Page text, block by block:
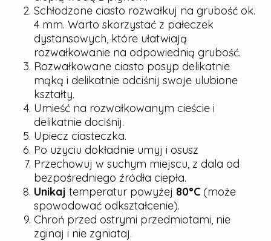
Schłodzone ciasto rozwałkuj na grubość ok.
4 mm. Warto skorzystać z pałeczek
dystansowych, które ułatwiają
rozwałkowanie na odpowiednią grubość.
Rozwałkowane ciasto posyp delikatnie
mąką i delikatnie odciśnij swoje ulubione
kształty.
Umieść na rozwałkowanym cieście i
delikatnie dociśnij.
Upiecz ciasteczka.
Po użyciu dokładnie umyj i osusz
Przechowuj w suchym miejscu, z dala od
bezpośredniego źródła ciepła.
Unikaj temperatur powyżej 80°C (może
spowodować odkształcenie).
Chroń przed ostrymi przedmiotami, nie
zginaj i nie zgniataj.